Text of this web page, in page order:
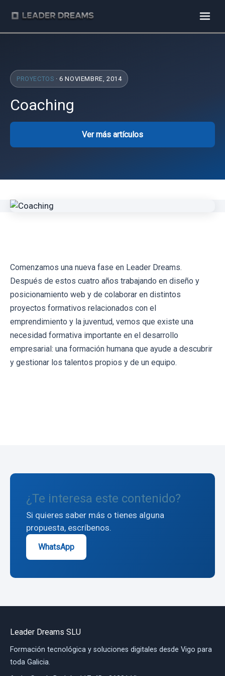
PROYECTOS · 6 NOVIEMBRE, 2014
Coaching
Ver más artículos
Comenzamos una nueva fase en Leader Dreams.
Después de estos cuatro años trabajando en diseño y
posicionamiento web y de colaborar en distintos
proyectos formativos relacionados con el
emprendimiento y la juventud, vemos que existe una
necesidad formativa importante en el desarrollo
empresarial: una formación humana que ayude a descubrir
y gestionar los talentos propios y de un equipo.
¿Te interesa este contenido?
Si quieres saber más o tienes alguna
propuesta, escríbenos.
WhatsApp
Leader Dreams SLU
Formación tecnológica y soluciones digitales desde Vigo para
toda Galicia.